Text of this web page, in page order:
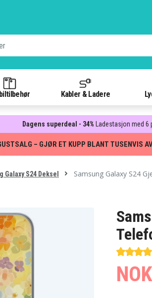
Kabler & Ladere
Dagens superdeal - 34% Ladestasjon med 6
– GJØR ET KUPP BLANT TUSENVIS
Galaxy S24 Deksel Samsung Galaxy S24